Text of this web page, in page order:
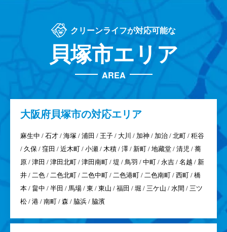
クリーンライフが対応可能な
貝塚市エリア
AREA
大阪府貝塚市の対応エリア
麻生中 / 石才 / 海塚 / 浦田 / 王子 / 大川 / 加神 / 加治 / 北町 / 秬谷
/ 久保 / 窪田 / 近木町 / 小瀬 / 木積 / 澤 / 新町 / 地藏堂 / 清児 / 蕎
原 / 津田 / 津田北町 / 津田南町 / 堤 / 鳥羽 / 中町 / 永吉 / 名越 / 新
井 / 二色 / 二色北町 / 二色中町 / 二色港町 / 二色南町 / 西町 / 橋
本 / 畠中 / 半田 / 馬場 / 東 / 東山 / 福田 / 堀 / 三ケ山 / 水間 / 三ツ
松 / 港 / 南町 / 森 / 脇浜 / 脇濱